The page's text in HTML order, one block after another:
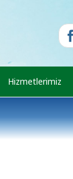
Hizmetlerimiz